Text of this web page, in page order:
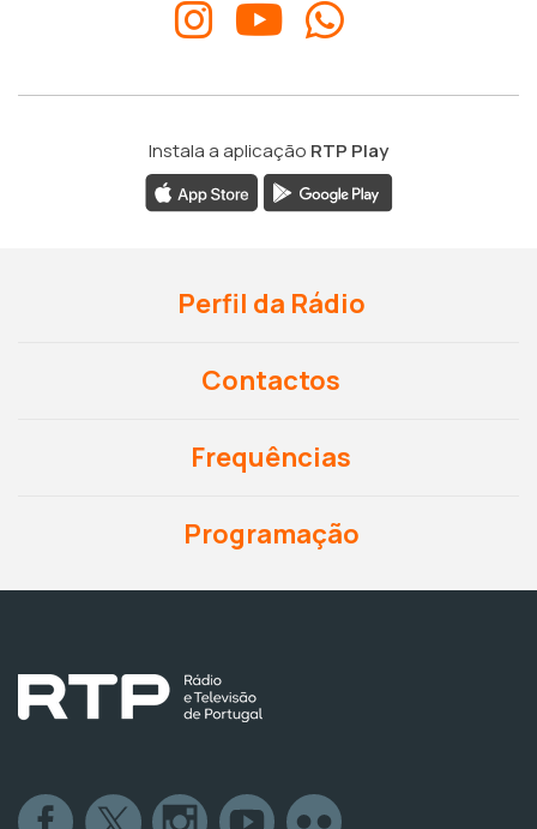
Instala a aplicação RTP Play
Perfil da Rádio
Contactos
Frequências
Programação